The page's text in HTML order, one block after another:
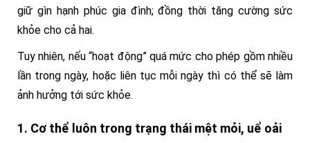
giữ gìn hạnh phúc gia đình; đồng thời tăng cường sức
khỏe cho cả hai.
Tuy nhiên, nếu “hoạt động” quá mức cho phép gồm nhiều
lần trong ngày, hoặc liên tục mỗi ngày thì có thể sẽ làm
ảnh hưởng tới sức khỏe.
1. Cơ thể luôn trong trạng thái mệt mỏi, uể oải